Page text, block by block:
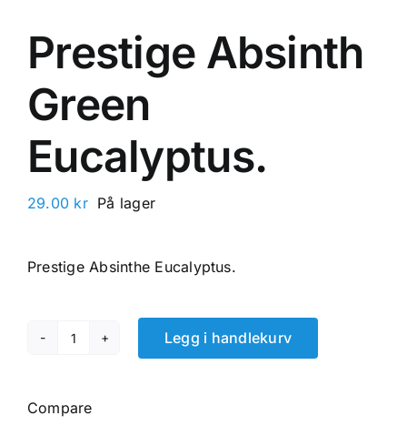
Prestige Absinth
Green
Eucalyptus.
29.00 kr På lager
Prestige Absinthe Eucalyptus.
Prestige
Legg i handlekurv
Compare